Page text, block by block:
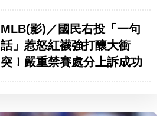
MLB(影)／國民右投「一句
話」惹怒紅襪強打釀大衝
突！嚴重禁賽處分上訴成功